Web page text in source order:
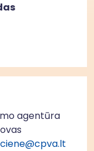
agentūra